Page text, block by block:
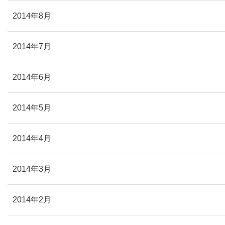
2014年8月
2014年7月
2014年6月
2014年5月
2014年4月
2014年3月
2014年2月